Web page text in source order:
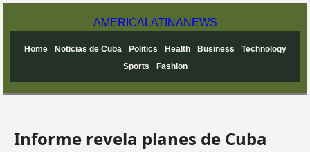
AMERICA LATINANEWS
Home Noticias de Cuba Politics Health Business
Technology
Sports
Fashion
Informe revela planes de Cuba